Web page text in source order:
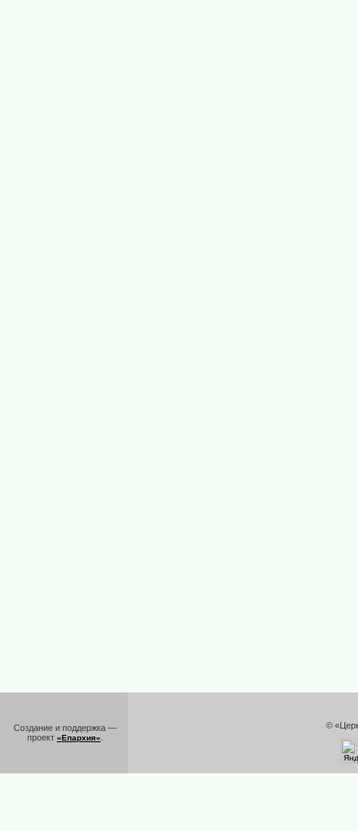
Создание и поддержка —
проект «Епархия»
©